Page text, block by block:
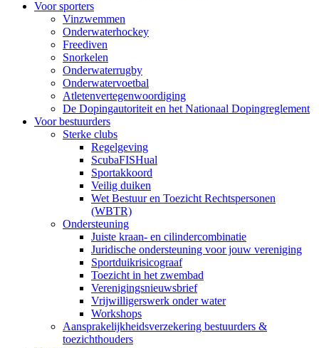
Voor sporters
Vinzwemmen
Onderwaterhockey
Freediven
Snorkelen
Onderwaterrugby
Onderwatervoetbal
Atletenvertegenwoordiging
De Dopingautoriteit en het Nationaal Dopingreglement
Voor bestuurders
Sterke clubs
Regelgeving
ScubaFISHual
Sportakkoord
Veilig duiken
Wet Bestuur en Toezicht Rechtspersonen
(WBTR)
Ondersteuning
Juiste kraan- en cilindercombinatie
Juridische ondersteuning voor jouw vereniging
Sportduikrisicograaf
Toezicht in het zwembad
Verenigingsnieuwsbrief
Vrijwilligerswerk onder water
Workshops
Aansprakelijkheidsverzekering bestuurders &
toezichthouders